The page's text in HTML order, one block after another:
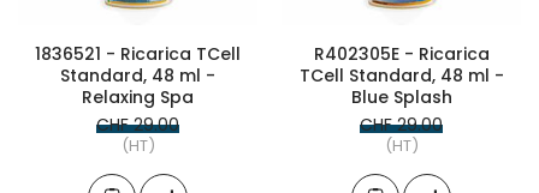
1836521 - Ricarica TCell
Standard, 48 ml -
Relaxing Spa
CHF 29.00
(HT)
R402305E - Ricarica
TCell Standard, 48 ml -
Blue Splash
CHF 29.00
(HT)